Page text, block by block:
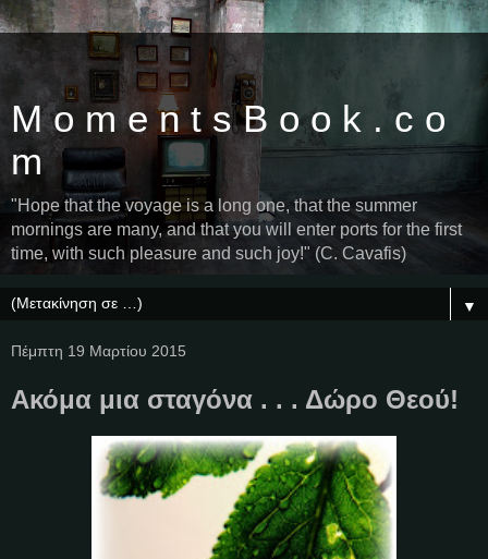
M o m e n t s B o o k . c o
m
"Hope that the voyage is a long one, that the summer
mornings are many, and that you will enter ports for the first
time, with such pleasure and such joy!" (C. Cavafis)
▼
Πέμπτη 19 Μαρτίου 2015
Ακόμα μια σταγόνα . . . Δώρο Θεού!